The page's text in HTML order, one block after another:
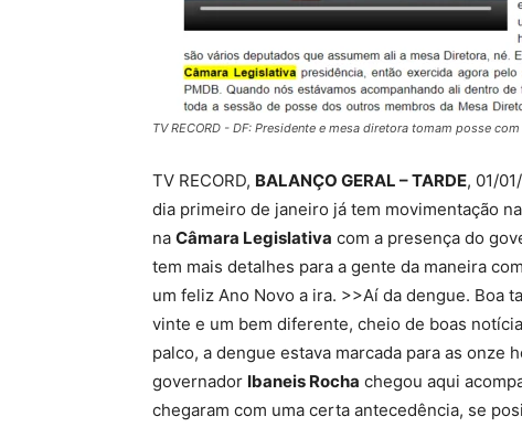
TV RECORD - DF: Presidente e mesa diretora tomam posse
TV RECORD, BALANÇO GERAL – TARDE, 01/
dia primeiro de janeiro já tem movimentação na
na Câmara Legislativa com a presença do
tem mais detalhes para a gente da maneira
um feliz Ano Novo a ira. >>Aí da dengue. Boa
vinte e um bem diferente, cheio de boas
palco, a dengue estava marcada para as onze
governador Ibaneis Rocha chegou aqui
chegaram com uma certa antecedência, se